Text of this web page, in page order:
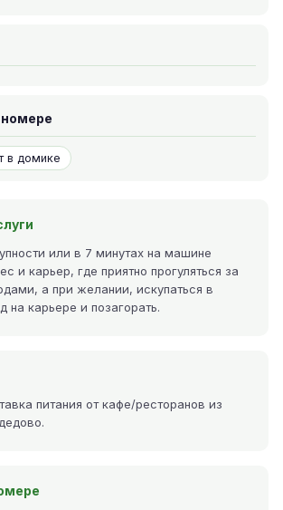
в домике
или в 7 минутах на машине
и карьер, где приятно прогуляться за
а при желании, искупаться в
на карьере и позагорать.
питания от кафе/ресторанов из